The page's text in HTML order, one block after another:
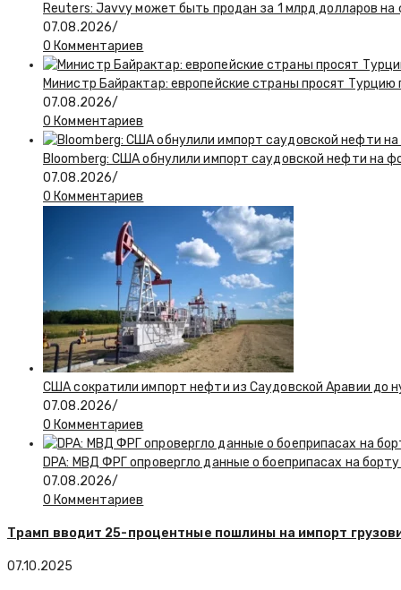
Reuters: Javvy может быть продан за 1 млрд долларов на
07.08.2026/
0 Комментариев
Министр Байрактар: европейские страны просят Турцию
07.08.2026/
0 Комментариев
Bloomberg: США обнулили импорт саудовской нефти на
07.08.2026/
0 Комментариев
США сократили импорт нефти из Саудовской Аравии до
07.08.2026/
0 Комментариев
DPA: МВД ФРГ опровергло данные о боеприпасах на
07.08.2026/
0 Комментариев
Трамп вводит 25-процентные пошлины на импорт
07.10.2025